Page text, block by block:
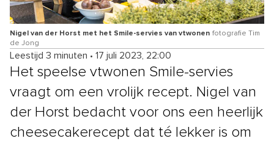
Nigel van der Horst met het Smile-servies van vtwonen fotografie Tim
de Jong
Leestijd 3 minuten • 17 juli 2023, 22:00
Het speelse vtwonen Smile-servies
vraagt om een vrolijk recept. Nigel van
der Horst bedacht voor ons een heerlijk
cheesecakerecept dat té lekker is om